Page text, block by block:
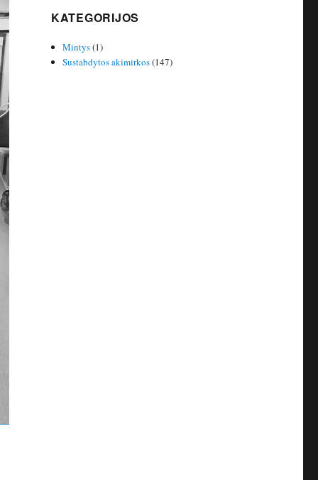
KATEGORIJOS
Mintys(1)
Sustabdytos akimirkos(147)